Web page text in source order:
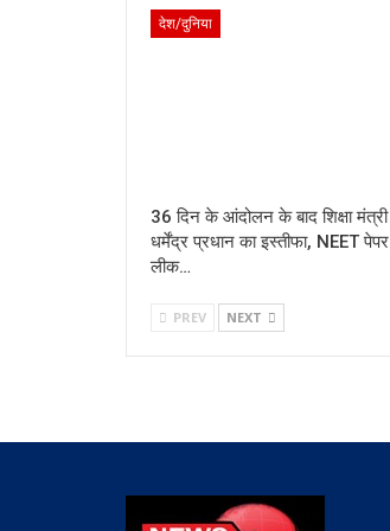
देश/दुनिया
36 दिन के आंदोलन के बाद शिक्षा मंत्री
धर्मेंद्र प्रधान का इस्तीफा, NEET पेपर
लीक…
PREV NEXT